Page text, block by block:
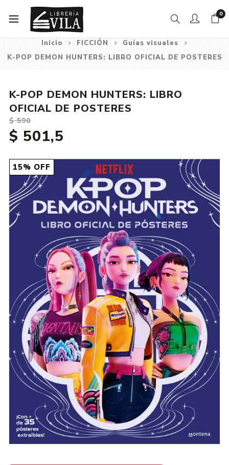
0
Inicio FICCIÓN
Guías visuales
K-POP DEMON HUNTERS: LIBRO OFICIAL DE POSTERES
15% OFF
K-POP DEMON HUNTERS: LIBRO
OFICIAL DE POSTERES
$ 590
$ 501,5